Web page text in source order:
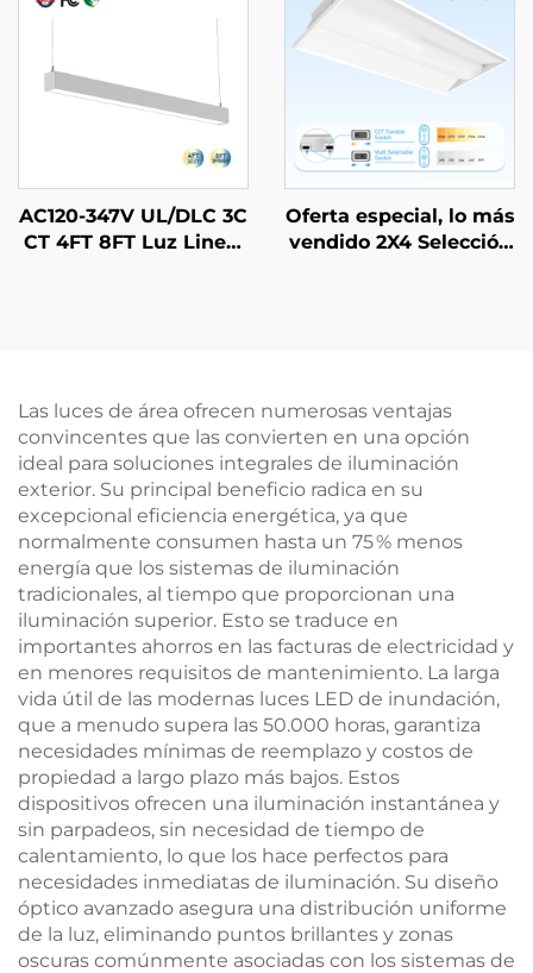
uz linear LED tri-proof
AC120-347V UL/DLC 3C
CT 4FT 8FT Luz Lineal
Oferta especial, lo más
vendido 2X4 Selección
Las luces de área ofrecen numerosas ventajas
convincentes que las convierten en una opción
ideal para soluciones integrales de iluminación
exterior. Su principal beneficio radica en su
excepcional eficiencia energética, ya que
normalmente consumen hasta un 75 % menos
energía que los sistemas de iluminación
tradicionales, al tiempo que proporcionan una
iluminación superior. Esto se traduce en
importantes ahorros en las facturas de electricidad y
en menores requisitos de mantenimiento. La larga
vida útil de las modernas luces LED de inundación,
que a menudo supera las 50.000 horas, garantiza
necesidades mínimas de reemplazo y costos de
propiedad a largo plazo más bajos. Estos
dispositivos ofrecen una iluminación instantánea y
sin parpadeos, sin necesidad de tiempo de
calentamiento, lo que los hace perfectos para
necesidades inmediatas de iluminación. Su diseño
óptico avanzado asegura una distribución uniforme
de la luz, eliminando puntos brillantes y zonas
oscuras comúnmente asociadas con los sistemas de